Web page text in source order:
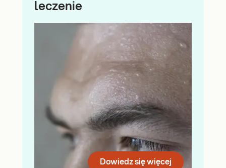
leczenie
Dowiedz się więcej